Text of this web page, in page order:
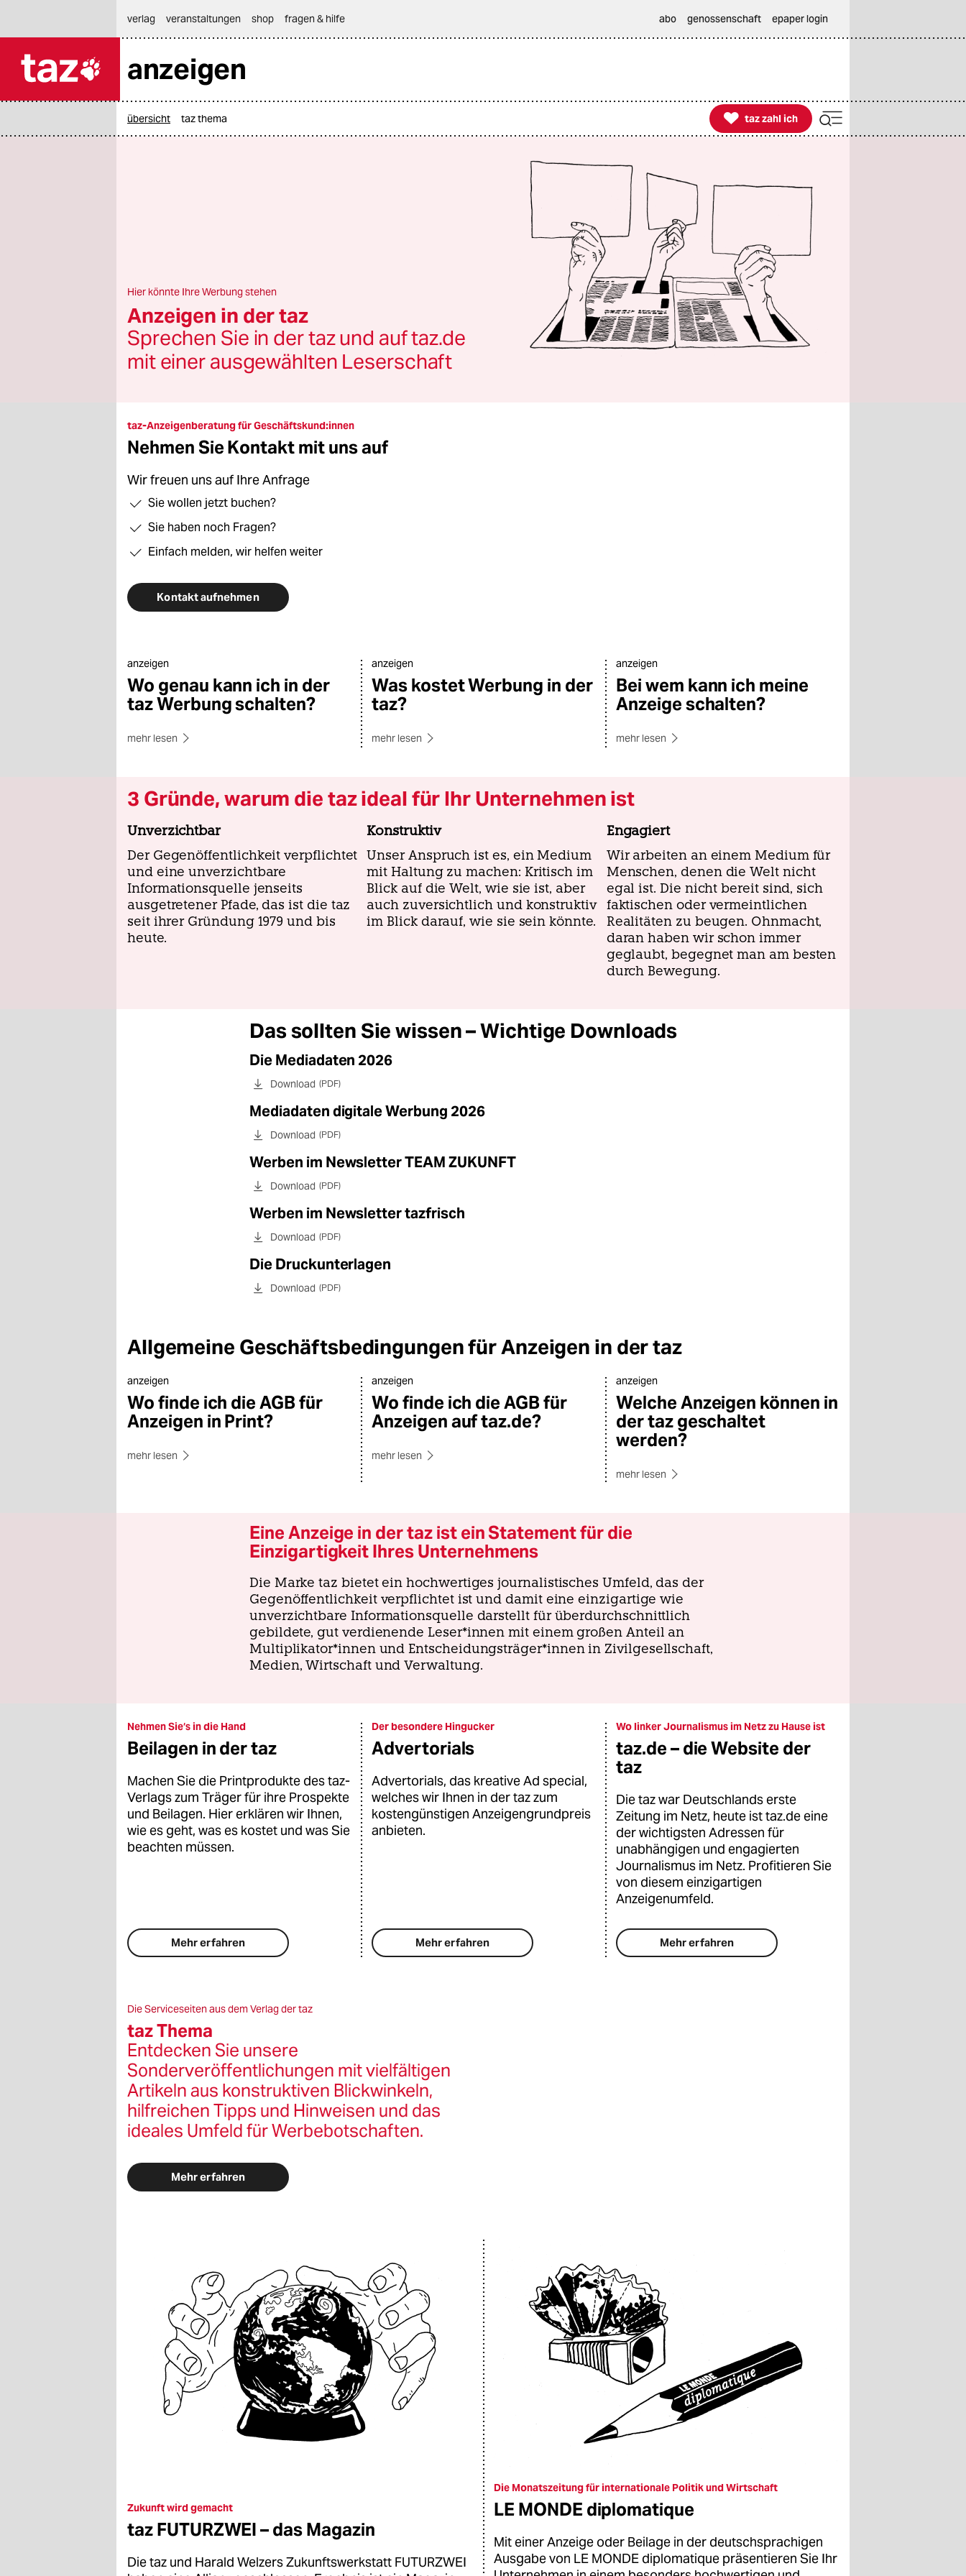

themen
sport
berlin
nord
verlag
verlag
veranstaltungen
shop
fragen & hilfe
unterstützen
abo
verlag
veranstaltungen shop fragen & hilfe abo genossenschaft epaper login
anzeigen
übersicht taz thema 
taz zahl ich
taz zahl ich
Hier könnte Ihre Werbung stehen
Anzeigen in der taz
Sprechen Sie in der taz und auf taz.de
mit einer ausgewählten Leserschaft
taz-Anzeigenberatung für Geschäftskund:innen
Nehmen Sie Kontakt mit uns auf
Wir freuen uns auf Ihre Anfrage
Sie wollen jetzt buchen?
Sie haben noch Fragen?
Einfach melden, wir helfen weiter
Kontakt aufnehmen
anzeigen
Wo genau kann ich in der
taz Werbung schalten?
mehr lesen
anzeigen
Was kostet Werbung in der
taz?
mehr lesen
anzeigen
Bei wem kann ich meine
Anzeige schalten?
mehr lesen
3 Gründe, warum die taz ideal für Ihr Unternehmen ist
Unverzichtbar
Der Gegenöffentlichkeit verpflichtet
und eine unverzichtbare
Informationsquelle jenseits
ausgetretener Pfade, das ist die taz
seit ihrer Gründung 1979 und bis
heute.
Konstruktiv
Unser Anspruch ist es, ein Medium
mit Haltung zu machen: Kritisch im
Blick auf die Welt, wie sie ist, aber
auch zuversichtlich und konstruktiv
im Blick darauf, wie sie sein könnte.
Engagiert
Wir arbeiten an einem Medium für
Menschen, denen die Welt nicht
egal ist. Die nicht bereit sind, sich
faktischen oder vermeintlichen
Realitäten zu beugen. Ohnmacht,
daran haben wir schon immer
geglaubt, begegnet man am besten
durch Bewegung.
Das sollten Sie wissen – Wichtige Downloads
Die Mediadaten 2026
Download (PDF)
Mediadaten digitale Werbung 2026
Download (PDF)
Werben im Newsletter TEAM ZUKUNFT
Download (PDF)
Werben im Newsletter tazfrisch
Download (PDF)
Die Druckunterlagen
Download (PDF)
Allgemeine Geschäftsbedingungen für Anzeigen in der taz
anzeigen
Wo finde ich die AGB für
Anzeigen in Print?
mehr lesen
anzeigen
Wo finde ich die AGB für
Anzeigen auf taz.de?
mehr lesen
anzeigen
Welche Anzeigen können in
der taz geschaltet
werden?
mehr lesen
Eine Anzeige in der taz ist ein Statement für die
Einzigartigkeit Ihres Unternehmens
Die Marke taz bietet ein hochwertiges journalistisches Umfeld, das der
Gegenöffentlichkeit verpflichtet ist und damit eine einzigartige wie
unverzichtbare Informationsquelle darstellt für überdurchschnittlich
gebildete, gut verdienende Leser*innen mit einem großen Anteil an
Multiplikator*innen und Entscheidungsträger*innen in Zivilgesellschaft,
Medien, Wirtschaft und Verwaltung.
Nehmen Sie‘s in die Hand
Beilagen in der taz
Machen Sie die Printprodukte des taz-
Verlags zum Träger für ihre Prospekte
und Beilagen. Hier erklären wir Ihnen,
wie es geht, was es kostet und was Sie
beachten müssen.
Mehr erfahren
Der besondere Hingucker
Advertorials
Advertorials, das kreative Ad special,
welches wir Ihnen in der taz zum
kostengünstigen Anzeigengrundpreis
anbieten.
Mehr erfahren
Wo linker Journalismus im Netz zu Hause ist
taz.de – die Website der
taz
Die taz war Deutschlands erste
Zeitung im Netz, heute ist taz.de eine
der wichtigsten Adressen für
unabhängigen und engagierten
Journalismus im Netz. Profitieren Sie
von diesem einzigartigen
Anzeigenumfeld.
Mehr erfahren
Die Serviceseiten aus dem Verlag der taz
taz Thema
Entdecken Sie unsere
Sonderveröffentlichungen mit vielfältigen
Artikeln aus konstruktiven Blickwinkeln,
hilfreichen Tipps und Hinweisen und das
ideales Umfeld für Werbebotschaften.
Mehr erfahren
Zukunft wird gemacht
taz FUTURZWEI – das Magazin
Die taz und Harald Welzers Zukunftswerkstatt FUTURZWEI
Die Monatszeitung für internationale Politik und Wirtschaft
LE MONDE diplomatique
Mit einer Anzeige oder Beilage in der deutschsprachigen
Ausgabe von LE MONDE diplomatique präsentieren Sie Ihr